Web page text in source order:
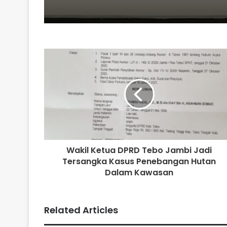
Wakil Ketua DPRD Tebo Jambi Jadi
Tersangka Kasus Penebangan Hutan
Dalam Kawasan
Related Articles